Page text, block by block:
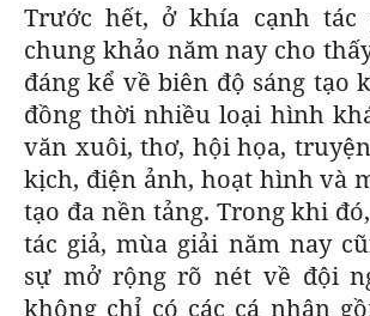
Trước hết, ở khía cạnh tác
chung khảo năm nay cho
đáng kể về biên độ sáng tạo
đồng thời nhiều loại hình
văn xuôi, thơ, hội họa,
kịch, điện ảnh, hoạt hình và
tạo đa nền tảng. Trong khi
tác giả, mùa giải năm nay
sự mở rộng rõ nét về đội
không chỉ có các cá nhân